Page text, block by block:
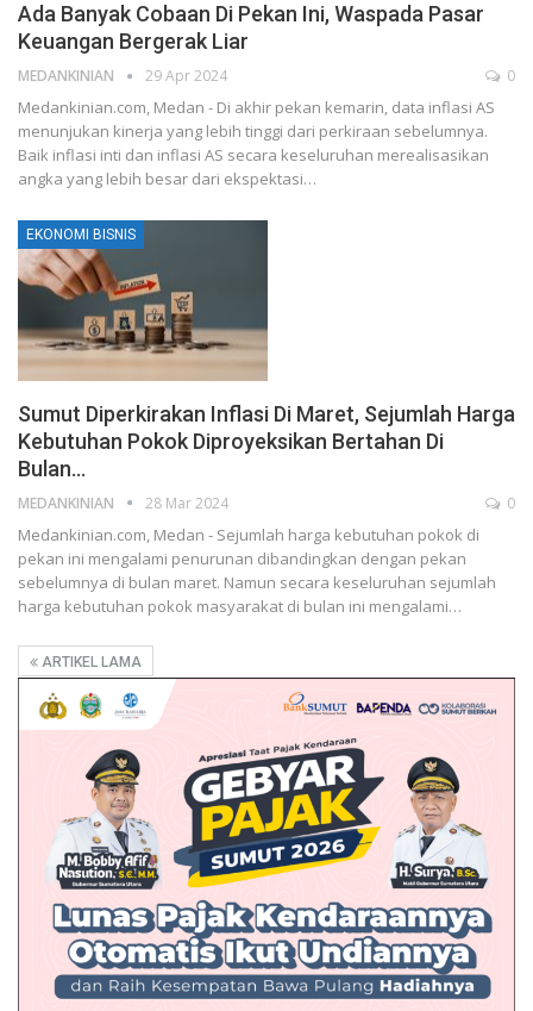
Ada Banyak Cobaan Di Pekan Ini, Waspada Pasar
Keuangan Bergerak Liar
MEDANKINIAN 29 Apr 2024 0
Medankinian.com, Medan - Di akhir pekan kemarin, data inflasi AS
menunjukan kinerja yang lebih tinggi dari perkiraan sebelumnya.
Baik inflasi inti dan inflasi AS secara keseluruhan merealisasikan
angka yang lebih besar dari ekspektasi…
EKONOMI BISNIS
Sumut Diperkirakan Inflasi Di Maret, Sejumlah Harga
Kebutuhan Pokok Diproyeksikan Bertahan Di
Bulan…
MEDANKINIAN 28 Mar 2024 0
Medankinian.com, Medan - Sejumlah harga kebutuhan pokok di
pekan ini mengalami penurunan dibandingkan dengan pekan
sebelumnya di bulan maret. Namun secara keseluruhan sejumlah
harga kebutuhan pokok masyarakat di bulan ini mengalami…
ARTIKEL LAMA